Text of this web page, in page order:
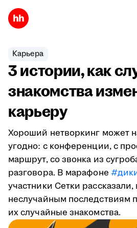
Карьера
3 истории, как
знакомства
карьеру
Хороший нетворкинг может
угодно: с конференции, с
маршрут, со звонка из
разговора. В марафоне
участники Сетки рассказали,
неслучайным последствиям
их случайные знакомства.